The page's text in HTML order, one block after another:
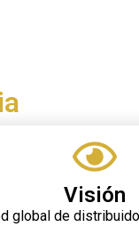
Visión
global de